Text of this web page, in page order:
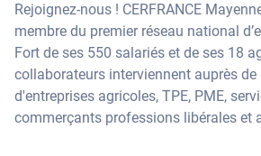
Rejoignez-nous ! CERFRANCE
membre du premier réseau national
Fort de ses 550 salariés et de ses 18
collaborateurs interviennent auprès
d'entreprises agricoles, TPE, PME,
commerçants professions libérales et